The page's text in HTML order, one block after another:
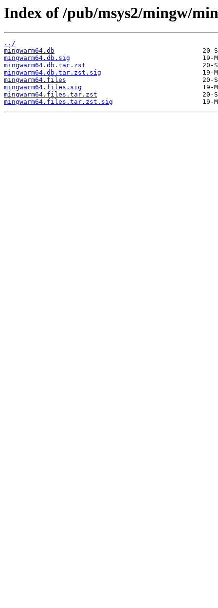
Index of /pub/msys2/mingw/
../
mingwarm64.db
mingwarm64.db.sig
mingwarm64.db.tar.zst
mingwarm64.db.tar.zst.sig
mingwarm64.files
mingwarm64.files.sig
mingwarm64.files.tar.zst
mingwarm64.files.tar.zst.sig